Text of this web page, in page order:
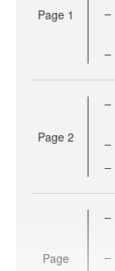
Page 1
Page 2
Page